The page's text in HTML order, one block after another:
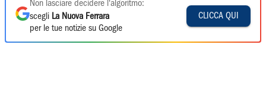
Non lasciare decidere l'algoritmo:
scegli La Nuova Ferrara
per le tue notizie su Google
CLICCA QUI